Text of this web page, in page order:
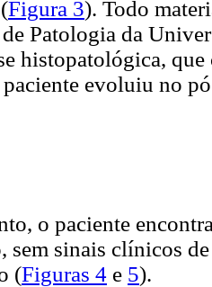
Figura 3). Todo
Patologia da
histopatológica,
evoluiu no
o paciente
sem sinais clínicos
(Figuras 4 e 5).